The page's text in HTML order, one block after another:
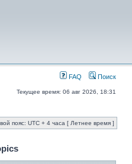
FAQ Поиск
Текущее время: 06 авг 2026, 18:31
пояс: UTC + 4 часа [ Летнее время ]